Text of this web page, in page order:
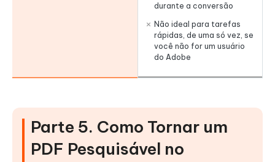
durante a conversão
Não ideal para tarefas
rápidas, de uma só vez, se
você não for um usuário
do Adobe
Parte 5. Como Tornar um
PDF Pesquisável no